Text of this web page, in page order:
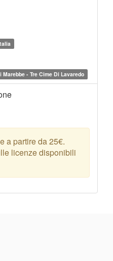
Marebbe - Tre Cime Di Lavaredo
a partire da 25€.
licenze disponibili